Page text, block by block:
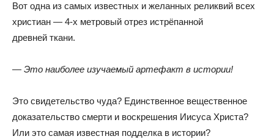
Вот одна из самых известных и желанных реликвий всех
христиан — 4-х метровый отрез истрёпанной
древней ткани.
— Это наиболее изучаемый артефакт в истории!
Это свидетельство чуда? Единственное вещественное
доказательство смерти и воскрешения Иисуса Христа?
Или это самая известная подделка в истории?